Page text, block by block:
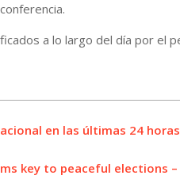
a lo largo del día por el
en las últimas 24
key to peaceful elections –